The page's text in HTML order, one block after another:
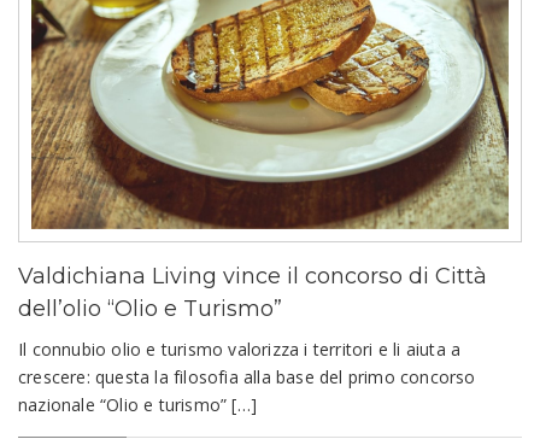
Valdichiana Living vince il concorso di Città
dell’olio “Olio e Turismo”
Il connubio olio e turismo valorizza i territori e li aiuta a
crescere: questa la filosofia alla base del primo concorso
nazionale “Olio e turismo” […]